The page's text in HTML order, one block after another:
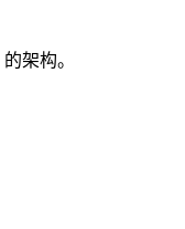
架构。